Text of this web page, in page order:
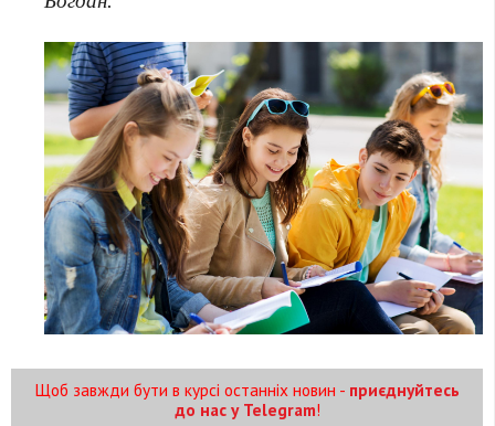
Щоб завжди бути в курсі останніх новин - приєднуйтесь
до нас у Telegram!